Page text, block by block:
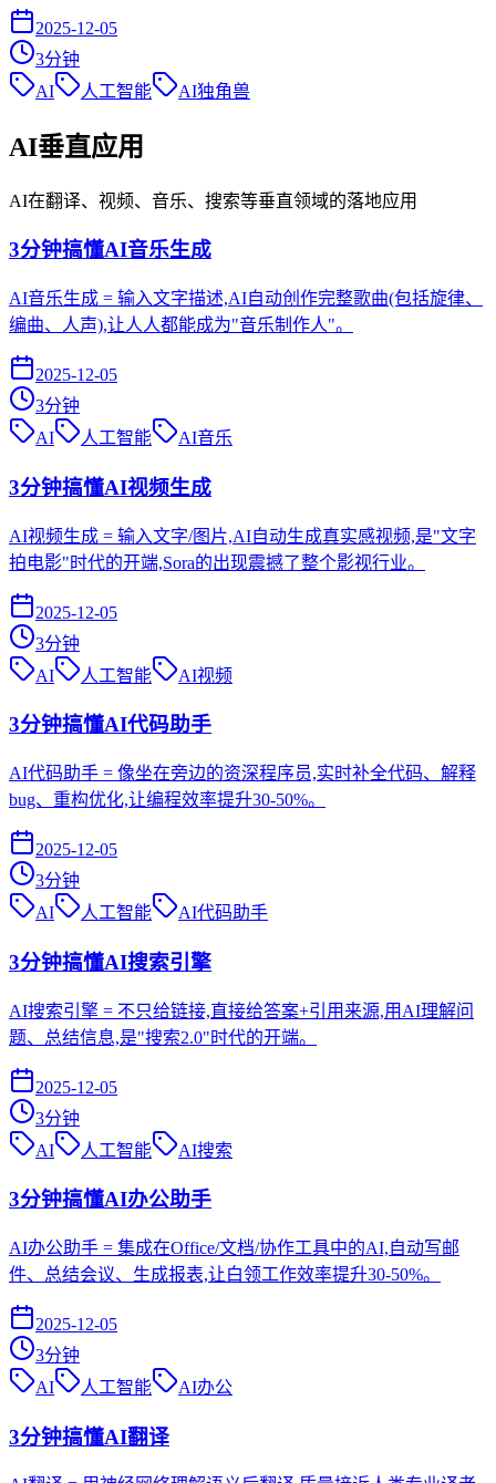
2025-12-05
3分钟
AI
人工智能 AI独角兽
AI垂直应用
AI在翻译、视频、音乐、搜索等垂直领域的落地应用
3分钟搞懂AI音乐生成
AI音乐生成 = 输入文字描述,AI自动创作完整歌曲(包括旋律、
编曲、人声),让人人都能成为"音乐制作人"。
2025-12-05
3分钟
AI
人工智能 AI音乐
3分钟搞懂AI视频生成
AI视频生成 = 输入文字/图片,AI自动生成真实感视频,是"文字
拍电影"时代的开端,Sora的出现震撼了整个影视行业。
2025-12-05
3分钟
AI
人工智能 AI视频
3分钟搞懂AI代码助手
AI代码助手 = 像坐在旁边的资深程序员,实时补全代码、解释
bug、重构优化,让编程效率提升30-50%。
2025-12-05
3分钟
AI
人工智能 AI代码助手
3分钟搞懂AI搜索引擎
AI搜索引擎 = 不只给链接,直接给答案+引用来源,用AI理解问
题、总结信息,是"搜索2.0"时代的开端。
2025-12-05
3分钟
AI
人工智能 AI搜索
3分钟搞懂AI办公助手
AI办公助手 = 集成在Office/文档/协作工具中的AI,自动写邮
件、总结会议、生成报表,让白领工作效率提升30-50%。
2025-12-05
3分钟
AI
人工智能 AI办公
3分钟搞懂AI翻译